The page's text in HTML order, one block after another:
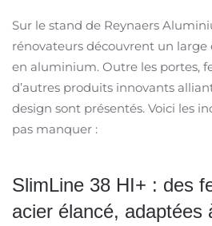
Sur le stand de Reynaers
rénovateurs découvrent un large
en aluminium. Outre les portes,
d’autres produits innovants
design sont présentés. Voici les
pas manquer :
SlimLine 38 HI+ : des
acier élancé, adaptées